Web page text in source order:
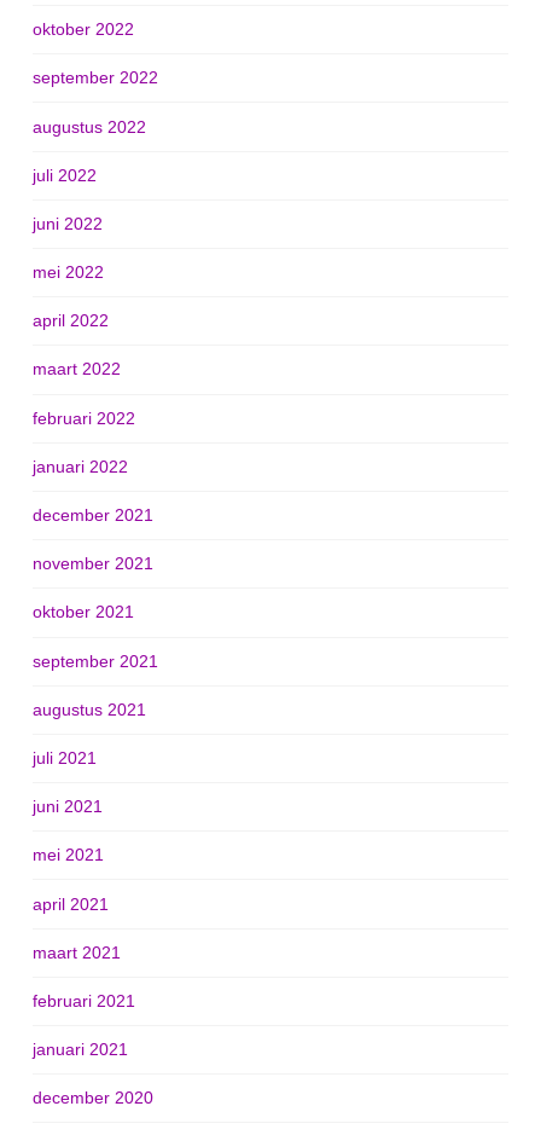
oktober 2022
september 2022
augustus 2022
juli 2022
juni 2022
mei 2022
april 2022
maart 2022
februari 2022
januari 2022
december 2021
november 2021
oktober 2021
september 2021
augustus 2021
juli 2021
juni 2021
mei 2021
april 2021
maart 2021
februari 2021
januari 2021
december 2020